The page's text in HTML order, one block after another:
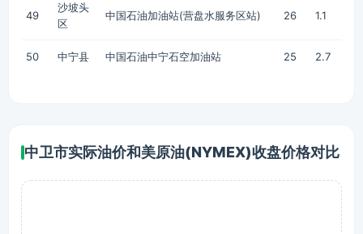
49
沙坡头
区
中国石油加油站(营盘水服务区站) 26 1.1
50 中宁县 中国石油中宁石空加油站 25 2.7
中卫市实际油价和美原油(NYMEX)收盘价格对比